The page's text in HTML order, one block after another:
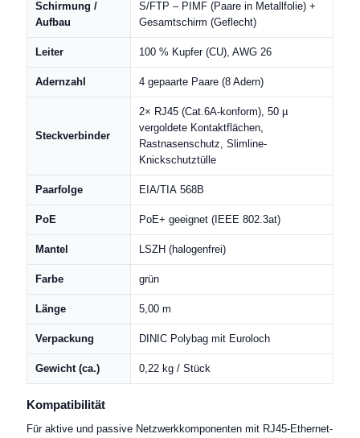
Schirmung /
Aufbau
S/FTP – PIMF (Paare in Metallfolie) +
Gesamtschirm (Geflecht)
Leiter 100 % Kupfer (CU), AWG 26
Adernzahl 4 gepaarte Paare (8 Adern)
Steckverbinder
2× RJ45 (Cat.6A-konform), 50 µ
vergoldete Kontaktflächen,
Rastnasenschutz, Slimline-
Knickschutztülle
Paarfolge EIA/TIA 568B
PoE PoE+ geeignet (IEEE 802.3at)
Mantel LSZH (halogenfrei)
Farbe grün
Länge 5,00 m
Verpackung DINIC Polybag mit Euroloch
Gewicht (ca.) 0,22 kg / Stück
Kompatibilität
Für aktive und passive Netzwerkkomponenten mit RJ45-Ethernet-